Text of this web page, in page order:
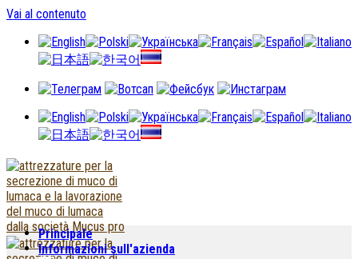
Vai al contenuto
Principale
Informazioni sull'azienda